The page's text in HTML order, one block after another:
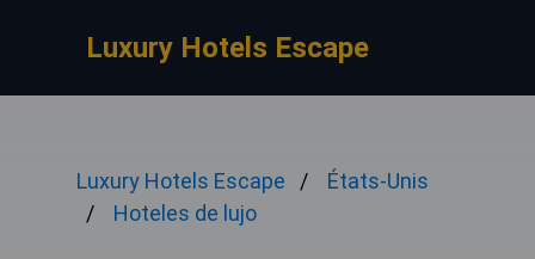
Luxury Hotels Escape
Luxury Hotels Escape
États-Unis
Hoteles de lujo